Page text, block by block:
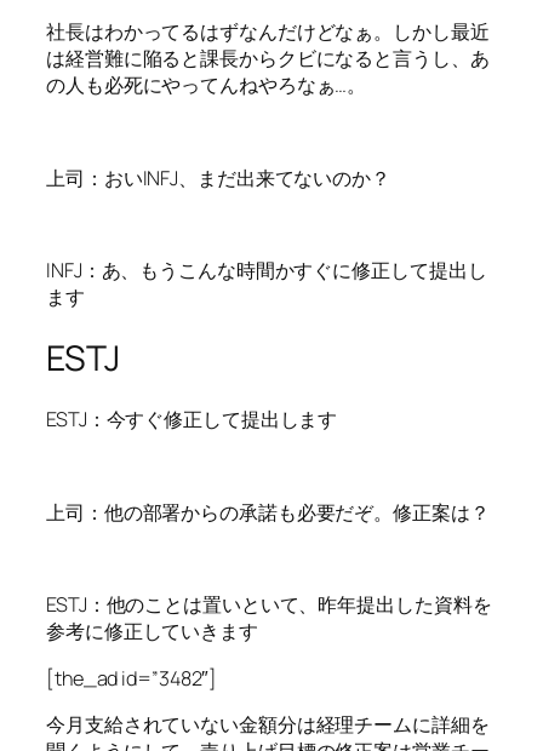
社長はわかってるはずなんだけどなぁ。しかし最近
は経営難に陥ると課長からクビになると言うし、あ
の人も必死にやってんねやろなぁ…。
上司：おいINFJ、まだ出来てないのか？
INFJ：あ、もうこんな時間かすぐに修正して提出し
ます
ESTJ
ESTJ：今すぐ修正して提出します
上司：他の部署からの承諾も必要だぞ。修正案は？
ESTJ：他のことは置いといて、昨年提出した資料を
参考に修正していきます
[the_ad id=”3482″]
今月支給されていない金額分は経理チームに詳細を